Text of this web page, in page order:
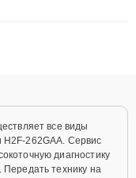
все виды
262GAA. Сервис
диагностику
технику на